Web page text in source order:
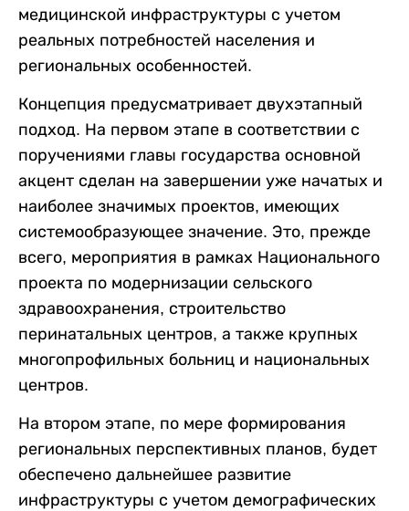
медицинской инфраструктуры с учетом
реальных потребностей населения и
региональных особенностей.
Концепция предусматривает двухэтапный
подход. На первом этапе в соответствии с
поручениями главы государства основной
акцент сделан на завершении уже начатых и
наиболее значимых проектов, имеющих
системообразующее значение. Это, прежде
всего, мероприятия в рамках Национального
проекта по модернизации сельского
здравоохранения, строительство
перинатальных центров, а также крупных
многопрофильных больниц и национальных
центров.
На втором этапе, по мере формирования
региональных перспективных планов, будет
обеспечено дальнейшее развитие
инфраструктуры с учетом демографических